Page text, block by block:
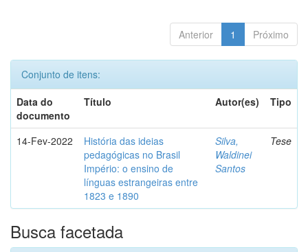
Anterior 1 Próximo
Conjunto de itens:
Data do
documento
Título Autor(es) Tipo
14-Fev-2022
História das ideias
pedagógicas no Brasil
Império: o ensino de
línguas estrangeiras entre
1823 e 1890
Silva,
Waldinei
Santos
Tese
Busca facetada